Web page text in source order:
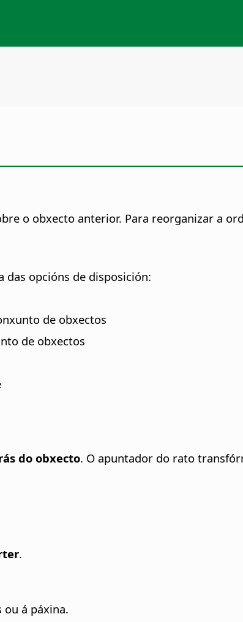
o obxecto anterior. Para reorganizar a
opcións de disposición:
de obxectos
de obxectos
do obxecto. O apuntador do rato
.
á páxina.